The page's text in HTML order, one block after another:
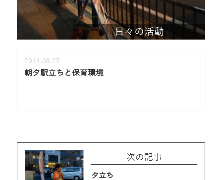
日々の活動
2014.08.25
朝夕駅立ちと保育環境
次の記事
夕立ち